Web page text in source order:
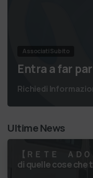
Associati Subito
Entra a far
Richiedi
Ultime News
【 ＲＥＴＥ ＡＤＯＡ】 Ieri è
di quelle cose che